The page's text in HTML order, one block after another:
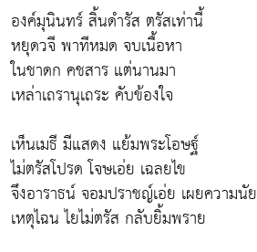
องค์มุนินทร์ สิ้นดำรัส ตรัสเท่านี้
หยุดวจี พาทีหมด จบเนื้อหา
ในชาดก คชสาร แต่นานมา
เหล่าเถรานุเถระ คับข้องใจ
เห็นเมธี มีแสดง แย้มพระโอษฐ์
ไม่ตรัสโปรด โจษเอ่ย เฉลยไข
จึงอาราธน์ จอมปราชญ์เอ่ย เผยความนัย
เหตุไฉน ไยไม่ตรัส กลับยิ้มพราย